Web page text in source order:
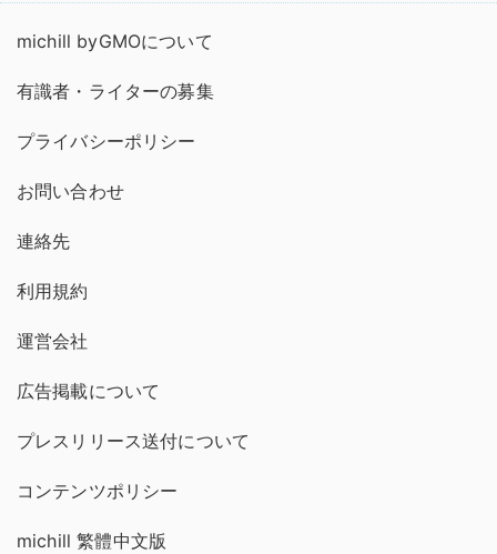
michill byGMOについて
有識者・ライターの募集
プライバシーポリシー
お問い合わせ
連絡先
利用規約
運営会社
広告掲載について
プレスリリース送付について
コンテンツポリシー
michill 繁體中文版